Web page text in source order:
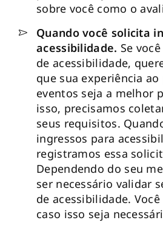
sobre você como o
Quando você solicita
acessibilidade. Se
de acessibilidade,
que sua experiência
eventos seja a melhor
isso, precisamos
seus requisitos.
ingressos para
registramos essa
Dependendo do seu
ser necessário validar
de acessibilidade.
caso isso seja